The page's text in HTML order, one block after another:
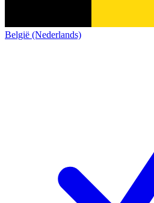
België (Nederlands)